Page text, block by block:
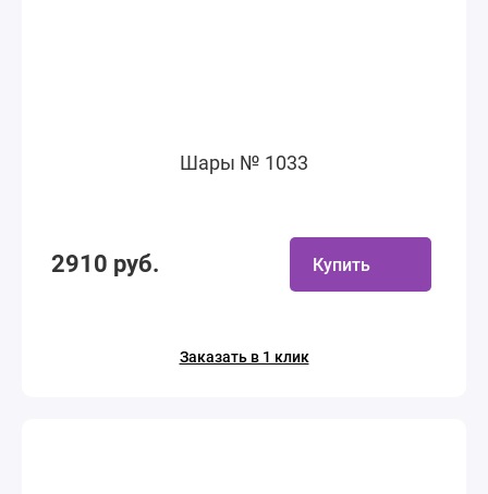
Шары № 1033
2910 руб. Купить
Заказать в 1 клик